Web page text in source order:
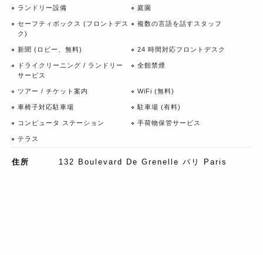
ランドリー設備 庭園
セーフティボックス (フロントデス
ク)
複数の言語を話すスタッフ
新聞 (ロビー、無料) 24 時間対応フロントデスク
ドライクリーニング / ランドリー
サービス
全館禁煙
ツアー / チケット案内 WiFi (無料)
車椅子対応駐車場 駐車場 (有料)
コンピュータ ステーション 手荷物保管サービス
テラス
住所 132 Boulevard De Grenelle パリ Paris